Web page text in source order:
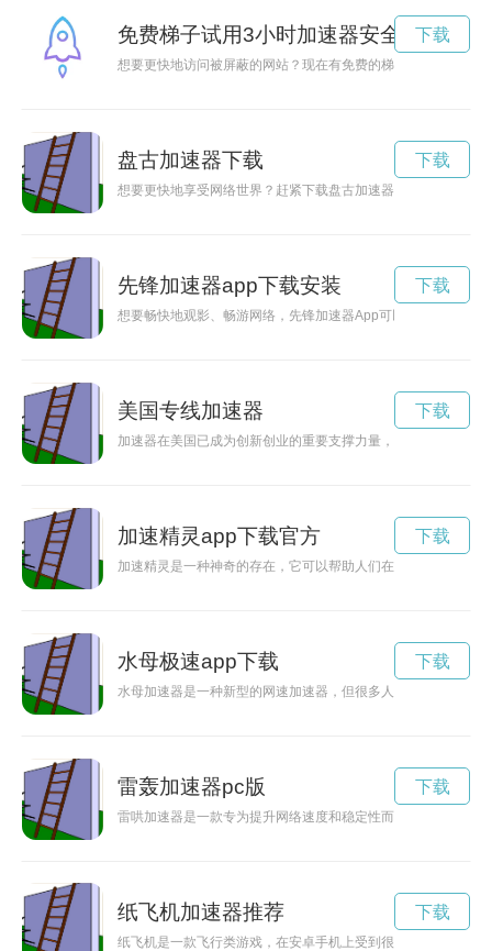
免费梯子试用3小时加速器安全吗
想要更快地访问被屏蔽的网站？现在有免费的梯子试用3小时加
下载
盘古加速器下载
想要更快地享受网络世界？赶紧下载盘古加速器吧！提升你的
下载
先锋加速器app下载安装
想要畅快地观影、畅游网络，先锋加速器App可以助您一臂之
下载
美国专线加速器
加速器在美国已成为创新创业的重要支撑力量，为创业者提供
下载
加速精灵app下载官方
加速精灵是一种神奇的存在，它可以帮助人们在生活和工作中
下载
水母极速app下载
水母加速器是一种新型的网速加速器，但很多人对其效果和安
下载
雷轰加速器pc版
雷哄加速器是一款专为提升网络速度和稳定性而设计的工具，
下载
纸飞机加速器推荐
纸飞机是一款飞行类游戏，在安卓手机上受到很多玩家的喜爱
下载